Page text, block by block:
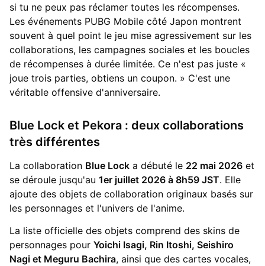
si tu ne peux pas réclamer toutes les récompenses.
Les événements PUBG Mobile côté Japon montrent
souvent à quel point le jeu mise agressivement sur les
collaborations, les campagnes sociales et les boucles
de récompenses à durée limitée. Ce n'est pas juste «
joue trois parties, obtiens un coupon. » C'est une
véritable offensive d'anniversaire.
Blue Lock et Pekora : deux collaborations
très différentes
La collaboration Blue Lock a débuté le 22 mai 2026 et
se déroule jusqu'au 1er juillet 2026 à 8h59 JST. Elle
ajoute des objets de collaboration originaux basés sur
les personnages et l'univers de l'anime.
La liste officielle des objets comprend des skins de
personnages pour Yoichi Isagi, Rin Itoshi, Seishiro
Nagi et Meguru Bachira, ainsi que des cartes vocales,